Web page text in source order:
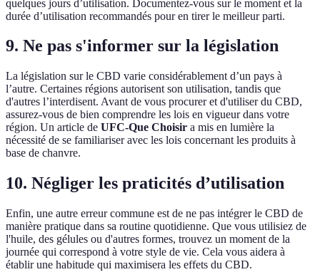
quelques jours d’utilisation. Documentez-vous sur le moment et la
durée d’utilisation recommandés pour en tirer le meilleur parti.
9. Ne pas s'informer sur la législation
La législation sur le CBD varie considérablement d’un pays à
l’autre. Certaines régions autorisent son utilisation, tandis que
d'autres l’interdisent. Avant de vous procurer et d'utiliser du CBD,
assurez-vous de bien comprendre les lois en vigueur dans votre
région. Un article de UFC-Que Choisir a mis en lumière la
nécessité de se familiariser avec les lois concernant les produits à
base de chanvre.
10. Négliger les praticités d’utilisation
Enfin, une autre erreur commune est de ne pas intégrer le CBD de
manière pratique dans sa routine quotidienne. Que vous utilisiez de
l'huile, des gélules ou d'autres formes, trouvez un moment de la
journée qui correspond à votre style de vie. Cela vous aidera à
établir une habitude qui maximisera les effets du CBD.